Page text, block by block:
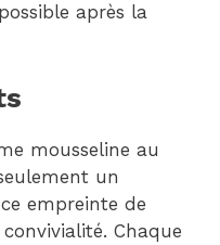
après la
mousseline au
un
empreinte de
Chaque